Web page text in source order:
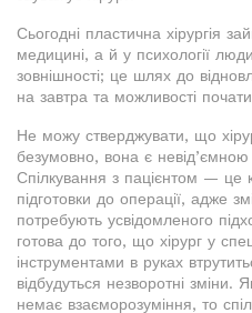
Сьогодні пластична хірургія
медицині, а й у психології
зовнішності; це шлях до
на завтра та можливості
Не можу стверджувати, що
безумовно, вона є
Спілкування з пацієнтом — це
підготовки до операції, адже
потребують усвідомленого
готова до того, що хірург у
інструментами в руках
відбудуться незворотні зміни.
немає взаєморозуміння, то